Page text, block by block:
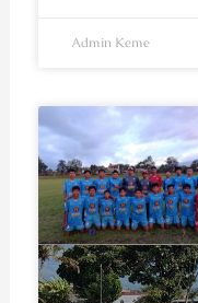
Admin Keme